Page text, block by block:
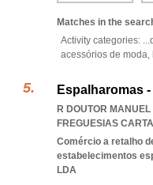
Matches in the
Activity categories: ...
acessórios de moda,
Espalharomas
R DOUTOR
FREGUESIAS
Comércio a retalho
estabelecimentos
LDA